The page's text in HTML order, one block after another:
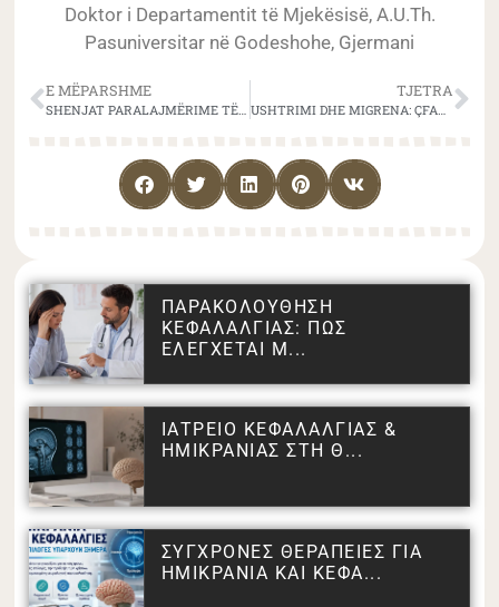
Doktor i Departamentit të Mjekësisë, A.U.Th.
Pasuniversitar në Godeshohe, Gjermani
E MËPARSHME
SHENJAT PARALAJMËRIME TË MIGRENES
TJETRA
USHTRIMI DHE MIGRENA: ÇFARË NDIHMON DHE ÇFARË DËMBON?
ΠΑΡΑΚΟΛΟΥΘΗΣΗ
ΚΕΦΑΛΑΛΓΙΑΣ: ΠΩΣ
ΕΛΕΓΧΕΤΑΙ Μ...
ΙΑΤΡΕΙΟ ΚΕΦΑΛΑΛΓΙΑΣ &
ΗΜΙΚΡΑΝΙΑΣ ΣΤΗ Θ...
ΣΥΓΧΡΟΝΕΣ ΘΕΡΑΠΕΙΕΣ ΓΙΑ
ΗΜΙΚΡΑΝΙΑ ΚΑΙ ΚΕΦΑ...